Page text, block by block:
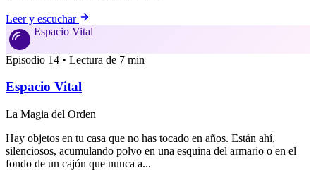
Leer y escuchar
Espacio Vital
Episodio 14 • Lectura de 7 min
Espacio Vital
La Magia del Orden
Hay objetos en tu casa que no has tocado en años. Están ahí,
silenciosos, acumulando polvo en una esquina del armario o en el
fondo de un cajón que nunca a...